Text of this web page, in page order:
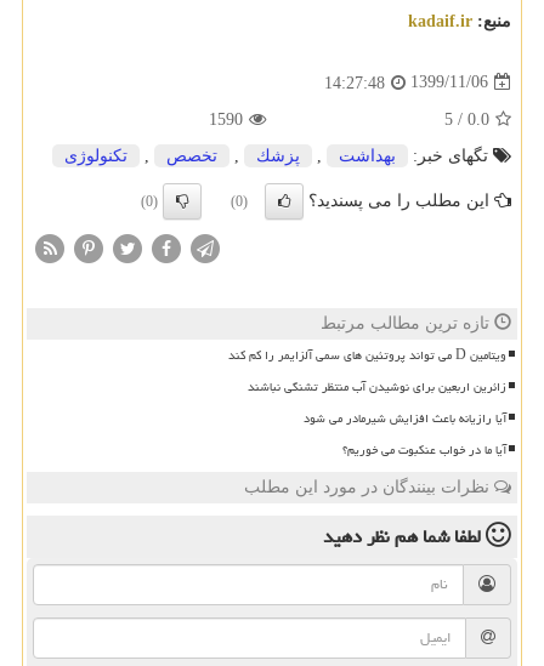
منبع: kadaif.ir
1399/11/06
14:27:48
0.0
/
5
1590
تگهای خبر:
بهداشت پزشك تخصص تكنولوژی
این مطلب را می پسندید؟ (0)
(0)
تازه ترین مطالب مرتبط
ویتامین D می تواند پروتئین های سمی آلزایمر را کم کند
زائرین اربعین برای نوشیدن آب منتظر تشنگی نباشند
آیا رازیانه باعث افزایش شیرمادر می شود
آیا ما در خواب عنکبوت می خوریم؟
نظرات بینندگان در مورد این مطلب
لطفا شما همنظر دهید